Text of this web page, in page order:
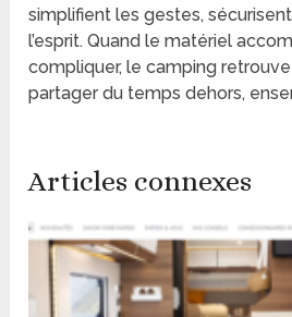
simplifient les gestes,
l’esprit. Quand le matériel
compliquer, le camping
partager du temps dehors,
Articles connexes